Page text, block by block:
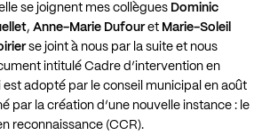
se joignent mes collègues Dominic
, Anne-Marie Dufouret Marie-Soleil
se joint à nous par la suite et nous
intitulé Cadre d’intervention en
adopté par le conseil municipal en août
par la création d’une nouvelle instance : le
reconnaissance (CCR).